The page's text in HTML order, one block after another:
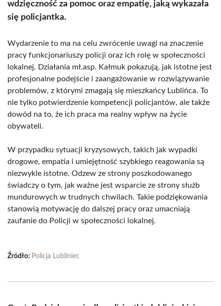
wdzięczność za pomoc oraz empatię, jaką wykazała
się policjantka.
Wydarzenie to ma na celu zwrócenie uwagi na znaczenie
pracy funkcjonariuszy policji oraz ich rolę w społeczności
lokalnej. Działania mł.asp. Kałmuk pokazują, jak istotne jest
profesjonalne podejście i zaangażowanie w rozwiązywanie
problemów, z którymi zmagają się mieszkańcy Lublińca. To
nie tylko potwierdzenie kompetencji policjantów, ale także
dowód na to, że ich praca ma realny wpływ na życie
obywateli.
W przypadku sytuacji kryzysowych, takich jak wypadki
drogowe, empatia i umiejętność szybkiego reagowania są
niezwykle istotne. Odzew ze strony poszkodowanego
świadczy o tym, jak ważne jest wsparcie ze strony służb
mundurowych w trudnych chwilach. Takie podziękowania
stanowią motywację do dalszej pracy oraz umacniają
zaufanie do Policji w społeczności lokalnej.
Źródło: Policja Lubliniec